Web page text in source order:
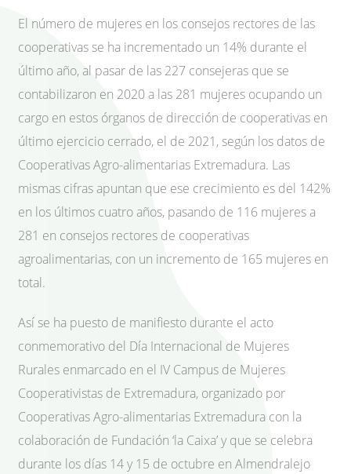
El número de mujeres en los consejos rectores de las
cooperativas se ha incrementado un 14% durante el
último año, al pasar de las 227 consejeras que se
contabilizaron en 2020 a las 281 mujeres ocupando un
cargo en estos órganos de dirección de cooperativas en
último ejercicio cerrado, el de 2021, según los datos de
Cooperativas Agro-alimentarias Extremadura. Las
mismas cifras apuntan que ese crecimiento es del 142%
en los últimos cuatro años, pasando de 116 mujeres a
281 en consejos rectores de cooperativas
agroalimentarias, con un incremento de 165 mujeres en
total.
Así se ha puesto de manifiesto durante el acto
conmemorativo del Día Internacional de Mujeres
Rurales enmarcado en el IV Campus de Mujeres
Cooperativistas de Extremadura, organizado por
Cooperativas Agro-alimentarias Extremadura con la
colaboración de Fundación ‘la Caixa’ y que se celebra
durante los días 14 y 15 de octubre en Almendralejo